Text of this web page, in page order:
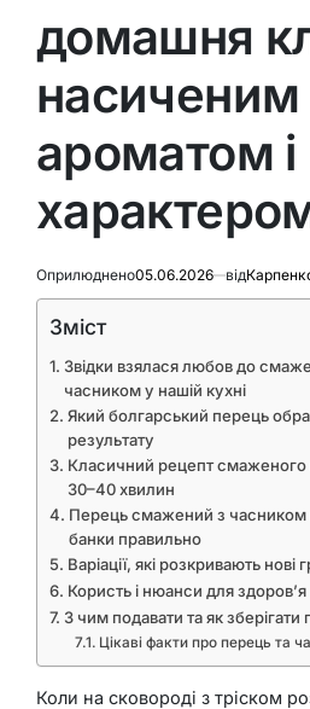
домашня
насиченим
ароматом і
Оприлюднено05.06.2026 від
Зміст
Звідки взялася любов до
часником у нашій кухні
Який болгарський перець
результату
Класичний рецепт
30–40 хвилин
Перець смажений з часником
банки правильно
Варіації, які розкривають нові
Користь і нюанси для здоров’я
З чим подавати та як зберігати
Цікаві факти про перець та
Коли на сковороді з тріском